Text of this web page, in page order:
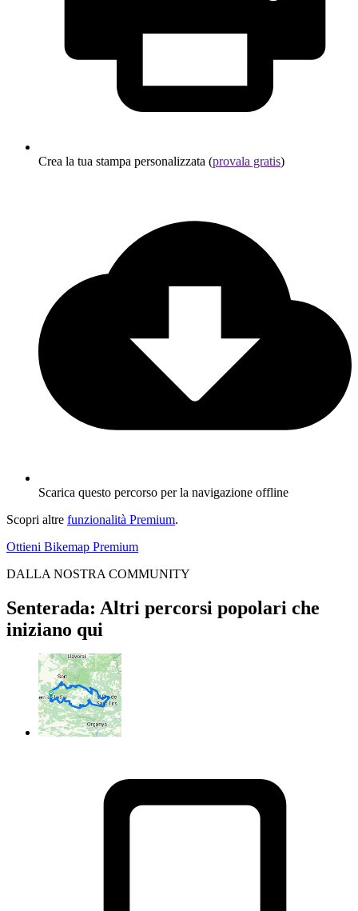
Crea la tua stampa personalizzata (provala gratis)
Scarica questo percorso per la navigazione offline
Scopri altre funzionalità Premium.
Ottieni Bikemap Premium
DALLA NOSTRA COMMUNITY
Senterada: Altri percorsi popolari che
iniziano qui